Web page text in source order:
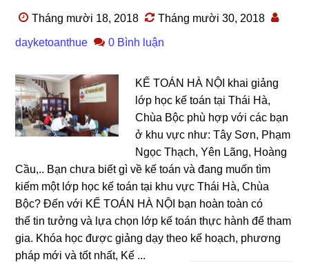
Tháng mười 18, 2018 Tháng mười 30, 2018
dayketoanthue 0 Bình luận
KẾ TOÁN HÀ NỘI khai giảng
lớp học kế toán tại Thái Hà,
Chùa Bộc phù hợp với các bạn
ở khu vực như: Tây Sơn, Phạm
Ngọc Thạch, Yên Lãng, Hoàng
Cầu,.. Bạn chưa biết gì về kế toán và đang muốn tìm
kiếm một lớp học kế toán tại khu vực Thái Hà, Chùa
Bộc? Đến với KẾ TOÁN HÀ NỘI bạn hoàn toàn có
thể tin tưởng và lựa chọn lớp kế toán thực hành để tham
gia. Khóa học được giảng dạy theo kế hoạch, phương
pháp mới và tốt nhất, Kế ...